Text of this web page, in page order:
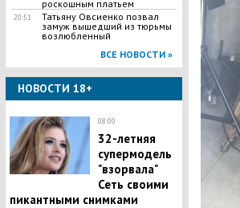
роскошным платьем
20:51
Татьяну Овсиенко позвал
замуж вышедший из тюрьмы
возлюбленный
ВСЕ НОВОСТИ »
НОВОСТИ 18+
08:00
32-летняя
супермодель
"взорвала"
Сеть своими
пикантными снимками